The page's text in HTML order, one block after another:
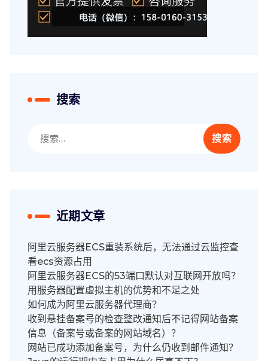
搜索
索：
近期文章
阿里云服务器ECS重装系统后，无法通过云监控查
看ecs资源占用
阿里云服务器ECS的53端口默认对互联网开放吗？
用服务器配置虚拟主机的优势和不足之处
如何成为阿里云服务器代理商？
收到悬挂备案号的检查整改通知后不记得网站备案
信息（备案号或备案的网站域名）？
网站已成功添加备案号，为什么仍收到邮件通知？